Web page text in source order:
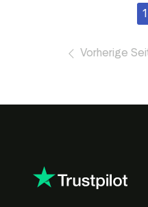
1
Vorherige